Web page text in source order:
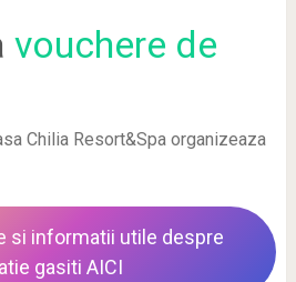
vouchere de
Chilia Resort&Spa organizeaza
si informatii utile despre
gasiti AICI